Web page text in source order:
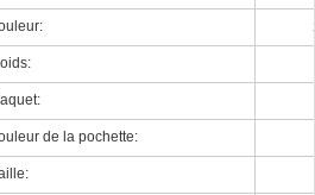
de la pochette: